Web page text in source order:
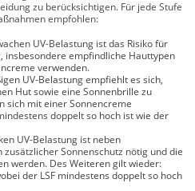
zu berücksichtigen. Für jede Stufe
empfohlen:
UV-Belastung ist das Risiko für
insbesondere empfindliche Hauttypen
verwenden.
UV-Belastung empfiehlt es sich,
Hut sowie eine Sonnenbrille zu
sich mit einer Sonnencreme
doppelt so hoch ist wie der
UV-Belastung ist neben
Sonnenschutz nötig und die
werden. Des Weiteren gilt wieder:
der LSF mindestens doppelt so hoch